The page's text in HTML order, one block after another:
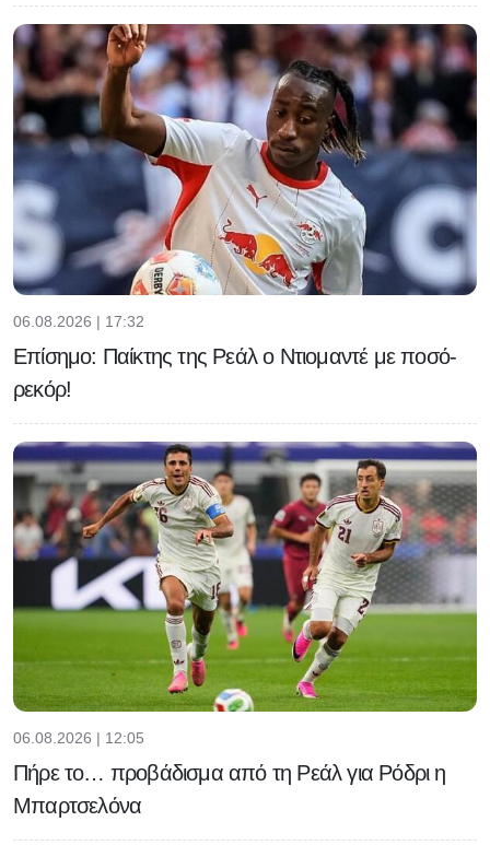
06.08.2026 | 17:32
Επίσημο: Παίκτης της Ρεάλ ο Ντιομαντέ με ποσό-
ρεκόρ!
06.08.2026 | 12:05
Πήρε το… προβάδισμα από τη Ρεάλ για Ρόδρι η
Μπαρτσελόνα